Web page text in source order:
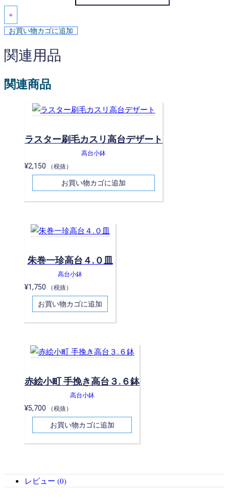
+
お買い物カゴに追加
関連用品
関連商品
ラスター刷毛カスリ高台デザート
高台小鉢
¥2,150 （税抜）
お買い物カゴに追加
朱巻一珍高台４.０皿
高台小鉢
¥1,750 （税抜）
お買い物カゴに追加
赤絵小町 手挽き高台３.６鉢
高台小鉢
¥5,700 （税抜）
お買い物カゴに追加
レビュー (0)